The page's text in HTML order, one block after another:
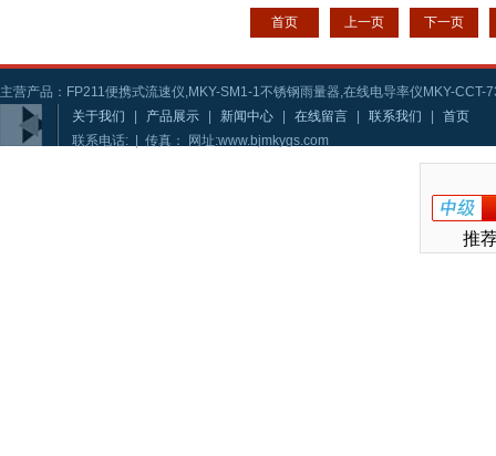
首页 上一页 下一页
主营产品：FP211便携式流速仪,MKY-SM1-1不锈钢雨量器,在线电导率仪MKY-CCT-
关于我们
产品展示 新闻中心 在线留言 联系我们
首页
联系电话: | 传真： 网址:www.bjmkygs.com
推